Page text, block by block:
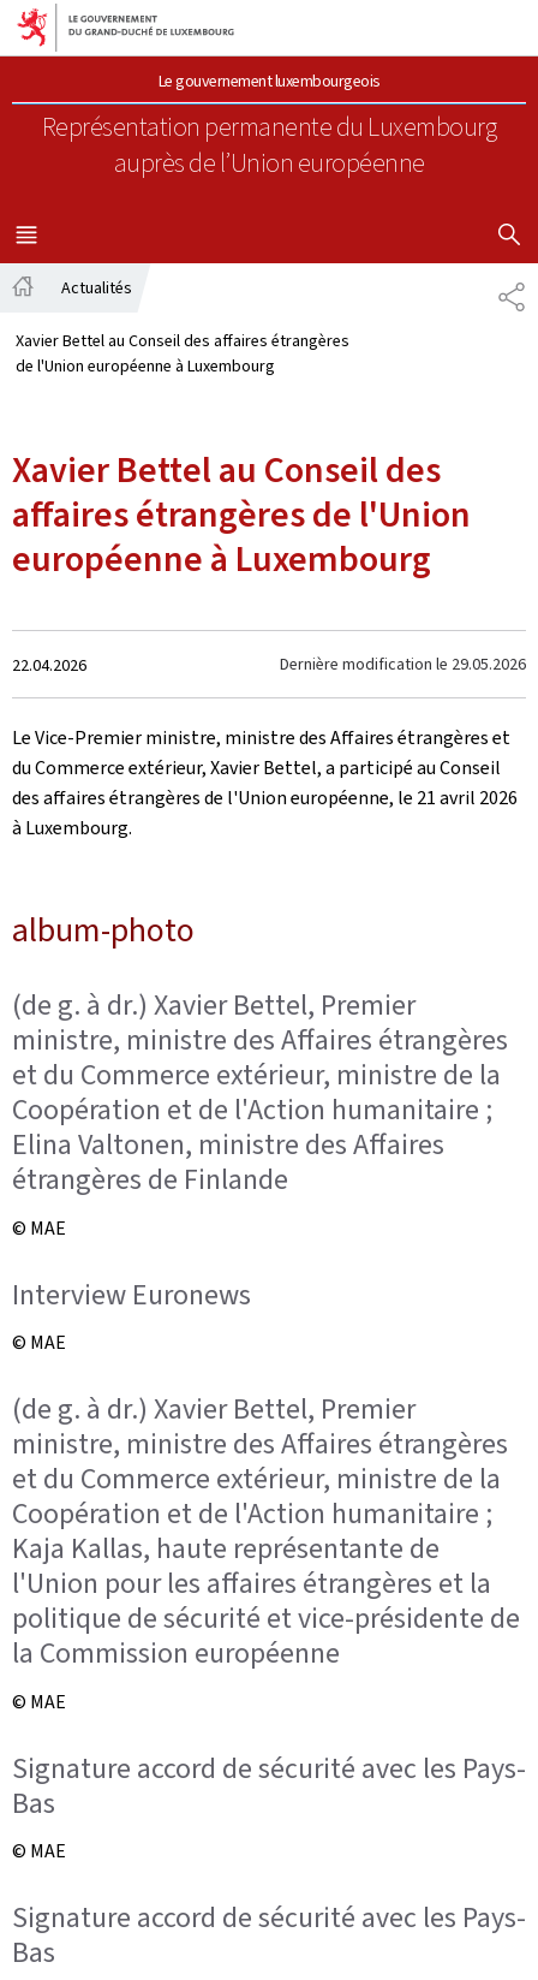
Aller au menu principal
Aller au contenu
Le gouvernement luxembourgeois
Représentation permanente du Luxembourg
auprès de l’Union européenne
MENU
PRINCIPAL
Actualités
Xavier Bettel au Conseil des affaires étrangères
de l'Union européenne à Luxembourg
Xavier Bettel au Conseil des
affaires étrangères de l'Union
européenne à Luxembourg
Crée
le
22.04.2026 Dernière modification le 29.05.2026
Le Vice-Premier ministre, ministre des Affaires étrangères et
du Commerce extérieur, Xavier Bettel, a participé au Conseil
des affaires étrangères de l'Union européenne, le 21 avril 2026
à Luxembourg.
album-photo
(de g. à dr.) Xavier Bettel, Premier
ministre, ministre des Affaires étrangères
et du Commerce extérieur, ministre de la
Coopération et de l'Action humanitaire ;
Elina Valtonen, ministre des Affaires
étrangères de Finlande
© MAE
Interview Euronews
© MAE
(de g. à dr.) Xavier Bettel, Premier
ministre, ministre des Affaires étrangères
et du Commerce extérieur, ministre de la
Coopération et de l'Action humanitaire ;
Kaja Kallas, haute représentante de
l'Union pour les affaires étrangères et la
politique de sécurité et vice-présidente de
la Commission européenne
© MAE
Signature accord de sécurité avec les Pays-
Bas
© MAE
Signature accord de sécurité avec les Pays-
Bas